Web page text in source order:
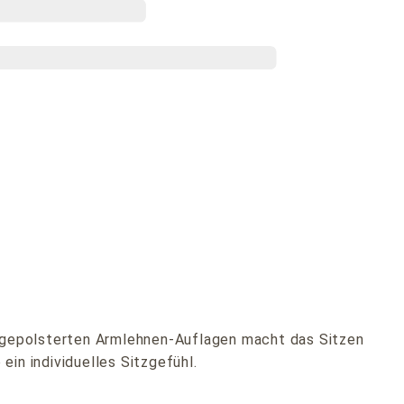
Armlehnen-Auflagen macht das Sitzen
ein individuelles Sitzgefühl.